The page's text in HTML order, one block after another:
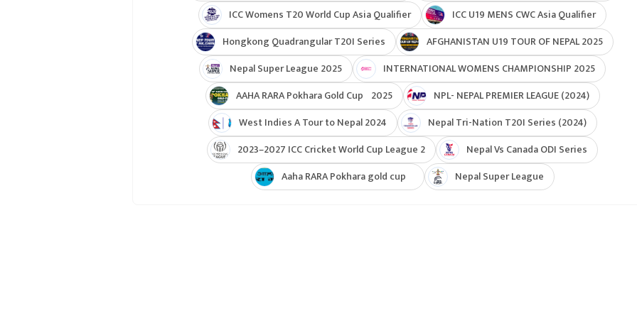
ICC Womens T20 World Cup Asia Qualifier
ICC U19 MENS CWC Asia Qualifier
Hongkong Quadrangular T20I Series
AFGHANISTAN U19 TOUR OF NEPAL 2025
Nepal Super League 2025
INTERNATIONAL WOMENS CHAMPIONSHIP 2025
AAHA RARA Pokhara Gold Cup 2025
NPL- NEPAL PREMIER LEAGUE (2024)
West Indies A Tour to Nepal 2024
Nepal Tri-Nation T20I Series (2024)
2023–2027 ICC Cricket World Cup League 2
Nepal Vs Canada ODI Series
Aaha RARA Pokhara gold cup
Nepal Super League